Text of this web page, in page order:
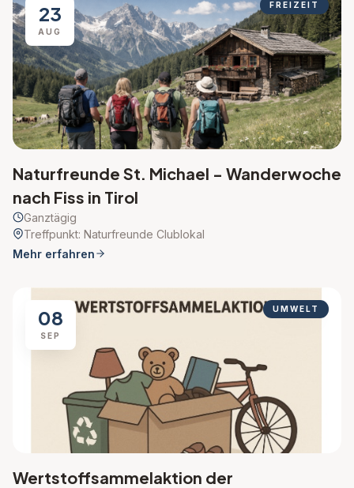
23
AUG
FREIZEIT
Naturfreunde St. Michael - Wanderwoche
nach Fiss in Tirol
Ganztägig
Treffpunkt: Naturfreunde Clublokal
Mehr erfahren
08
SEP
UMWELT
Wertstoffsammelaktion der